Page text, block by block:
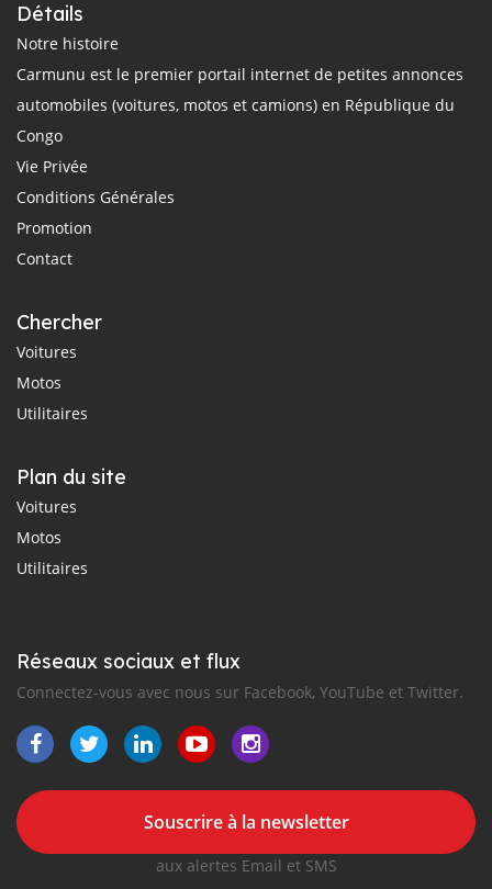
Détails
Notre histoire
Carmunu est le premier portail internet de petites annonces
automobiles (voitures, motos et camions) en République du
Congo
Vie Privée
Conditions Générales
Promotion
Contact
Chercher
Voitures
Motos
Utilitaires
Plan du site
Voitures
Motos
Utilitaires
Réseaux sociaux et flux
Connectez-vous avec nous sur Facebook, YouTube et Twitter.
Souscrire à la newsletter
aux alertes Email et SMS